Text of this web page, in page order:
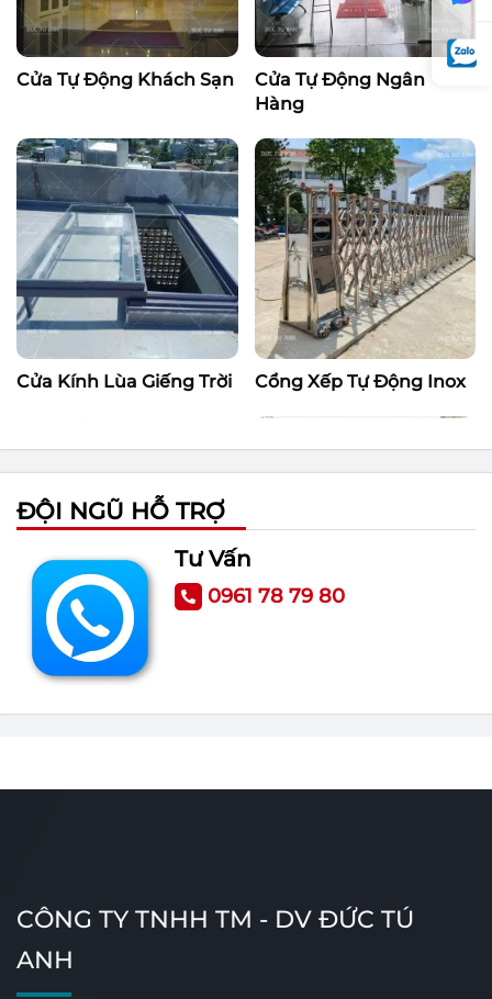
Cửa Tự Động Khách Sạn
Cửa Tự Động Ngân
Hàng
Cửa Kính Lùa Giếng Trời Cổng Xếp Tự Động Inox
Cổng Tự Động Âm Sàn
Cửa Tự Động Khách Sạn
Cửa Tự Động Ngân
Hàng
ĐỘI NGŨ HỖ TRỢ
Tư Vấn
0961 78 79 80
CÔNG TY TNHH TM - DV ĐỨC TÚ
ANH